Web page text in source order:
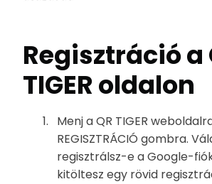
Regisztráció a
TIGER oldalon
Menj a QR TIGER
REGISZTRÁCIÓ gombra.
regisztrálsz-e a Google-
kitöltesz egy rövid